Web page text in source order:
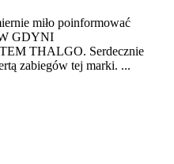
miło poinformować
GDYNI
THALGO. Serdecznie
zabiegów tej marki. ...